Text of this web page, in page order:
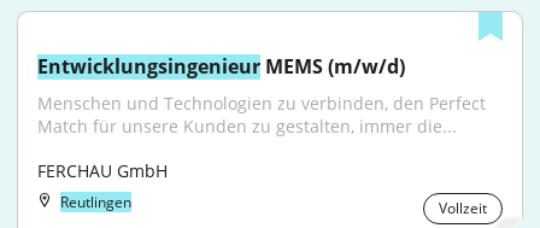
Entwicklungsingenieur MEMS (m/w/d)
Menschen und Technologien zu verbinden, den Perfect
Match für unsere Kunden zu gestalten, immer die...
FERCHAU GmbH
Reutlingen Vollzeit